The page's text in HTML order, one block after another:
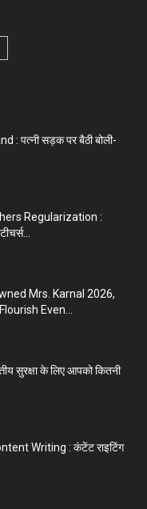
: पत्नी सड़क पर बैठी बोली-
Regularization :
Mrs. Karnal 2026,
Even...
सुरक्षा के लिए आपको कितनी
Writing : कंटेंट राइटिंग